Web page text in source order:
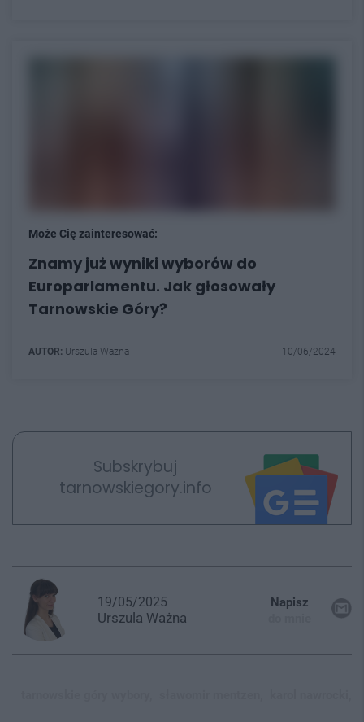
Może Cię zainteresować:
Znamy już wyniki wyborów do
Europarlamentu. Jak głosowały
Tarnowskie Góry?
AUTOR: Urszula Ważna 10/06/2024
Subskrybuj
tarnowskiegory.info
19/05/2025
Urszula Ważna
Napisz